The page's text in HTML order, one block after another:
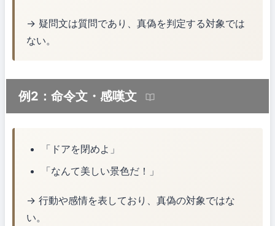
→ 疑問文は質問であり、真偽を判定する対象では
ない。
例2：命令文・感嘆文
「ドアを閉めよ」
「なんて美しい景色だ！」
→ 行動や感情を表しており、真偽の対象ではな
い。